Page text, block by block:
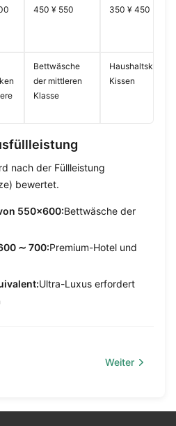
450 ¥ 550 350 ¥ 450
Bettwäsche
der mittleren
Klasse
Haushaltskissen,
Kissen
nach der Füllleistung
bewertet.
550×600:Bettwäsche der
∼ 700:Premium-Hotel und
Ultra-Luxus erfordert
Weiter